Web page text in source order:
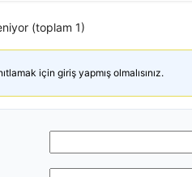
(toplam 1)
için giriş yapmış olmalısınız.